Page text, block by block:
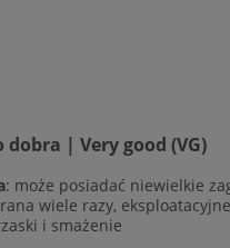
dobra | Very good (VG)
: może posiadać niewielkie
wiele razy,
i smażenie